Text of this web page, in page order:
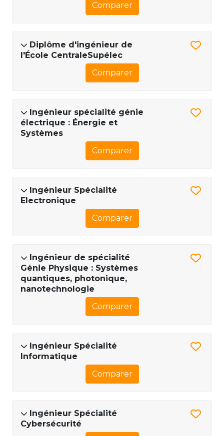
Comparer
Diplôme d'ingénieur de
l'École CentraleSupélec
Comparer
Ingénieur spécialité génie
électrique : Énergie et
Systèmes
Comparer
Ingénieur Spécialité
Electronique
Comparer
Ingénieur de spécialité
Génie Physique : Systèmes
quantiques, photonique,
nanotechnologie
Comparer
Ingénieur Spécialité
Informatique
Comparer
Ingénieur Spécialité
Cybersécurité